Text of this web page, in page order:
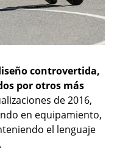
controvertida,
por otros más
de 2016,
en equipamiento,
el lenguaje